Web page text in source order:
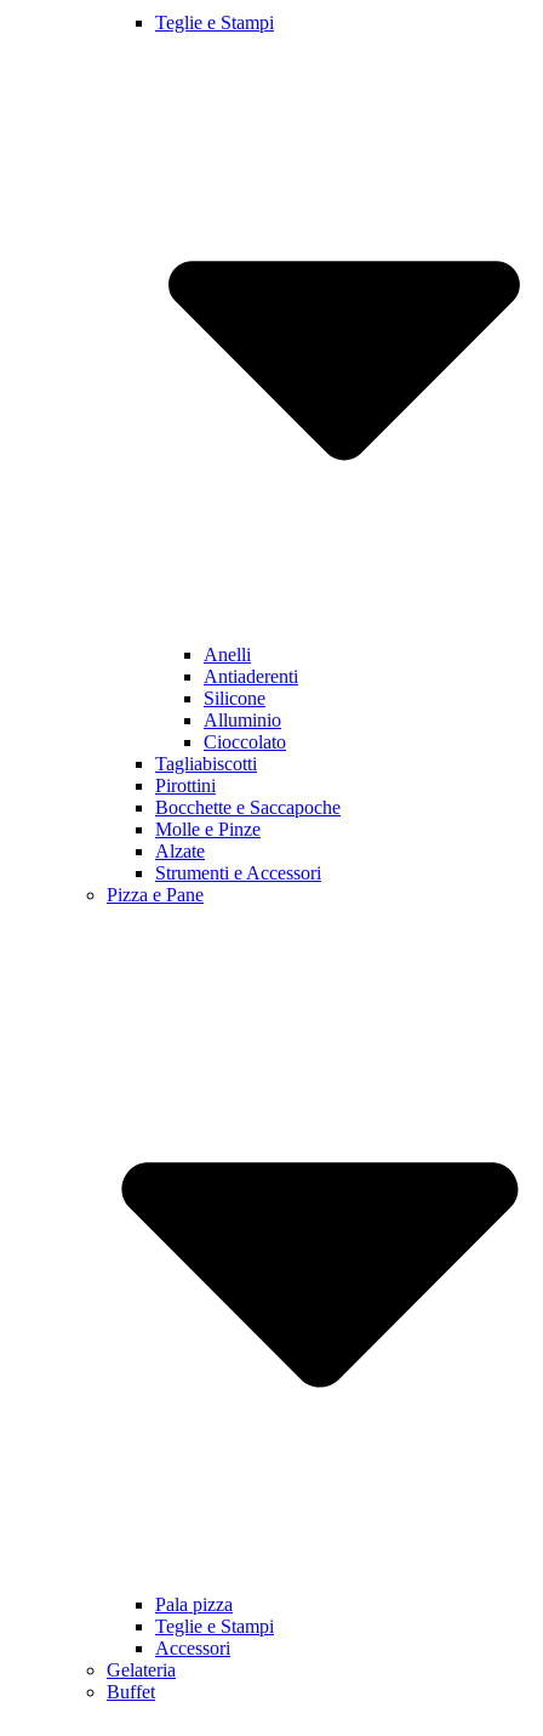
Teglie e Stampi
Anelli
Antiaderenti
Silicone
Alluminio
Cioccolato
Tagliabiscotti
Pirottini
Bocchette e Saccapoche
Molle e Pinze
Alzate
Strumenti e Accessori
Pizza e Pane
Pala pizza
Teglie e Stampi
Accessori
Gelateria
Buffet